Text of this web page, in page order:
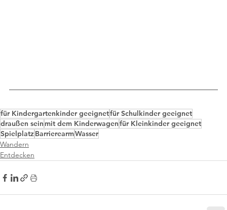
für Kindergartenkinder geeignetfür Schulkinder geeignet
draußen sein mit dem Kinderwagenfür Kleinkinder geeignet
SpielplatzBarrierearmWasser
Wandern
Entdecken